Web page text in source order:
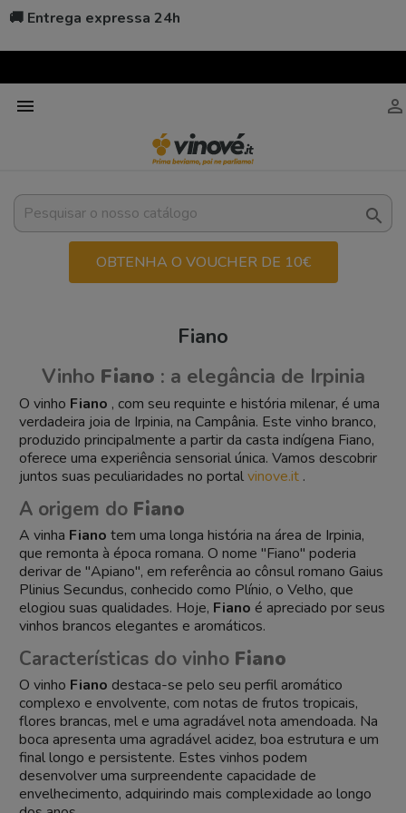
🚚 Entrega expressa 24h
 

OBTENHA O VOUCHER DE 10€
Fiano
Vinho Fiano : a elegância de Irpinia
O vinho Fiano , com seu requinte e história milenar, é uma
verdadeira joia de Irpinia, na Campânia. Este vinho branco,
produzido principalmente a partir da casta indígena Fiano,
oferece uma experiência sensorial única. Vamos descobrir
juntos suas peculiaridades no portalvinove.it .
A origem do Fiano
A vinha Fiano tem uma longa história na área de Irpinia,
que remonta à época romana. O nome "Fiano" poderia
derivar de "Apiano", em referência ao cônsul romano Gaius
Plinius Secundus, conhecido como Plínio, o Velho, que
elogiou suas qualidades. Hoje, Fiano é apreciado por seus
vinhos brancos elegantes e aromáticos.
Características do vinho Fiano
O vinho Fiano destaca-se pelo seu perfil aromático
complexo e envolvente, com notas de frutos tropicais,
flores brancas, mel e uma agradável nota amendoada. Na
boca apresenta uma agradável acidez, boa estrutura e um
final longo e persistente. Estes vinhos podem
desenvolver uma surpreendente capacidade de
envelhecimento, adquirindo mais complexidade ao longo